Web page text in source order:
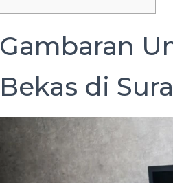
Gambaran
Bekas di